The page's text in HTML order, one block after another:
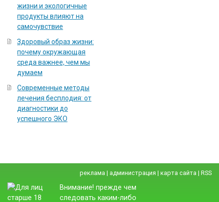
жизни и экологичные
продукты влияют на
самочувствие
Здоровый образ жизни:
почему окружающая
среда важнее, чем мы
думаем
Современные методы
лечения бесплодия: от
диагностики до
успешного ЭКО
реклама | администрация | карта сайта | RSS
Внимание! прежде чем
следовать каким-либо